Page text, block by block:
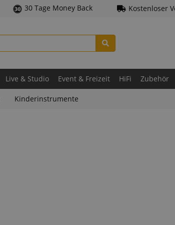
30 Tage Money Back Kostenloser
Live & Studio Event & Freizeit HiFi Zubehör
Kinderinstrumente